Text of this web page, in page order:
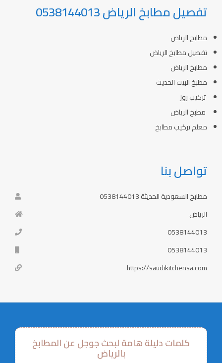
تفصيل مطابخ الرياض 0538144013
مطابخ الرياض
تفصيل مطابخ الرياض
مطابخ الرياض
مطبخ البيت الحديث
تركيب روز
مطبخ الرياض
معلم تركيب مطابخ
تواصل بنا
مطابخ السعودية الحديثة 0538144013
الرياض
0538144013
0538144013
https://saudikitchensa.com
كلمات دليلة هامة لبحث جوجل عن المطابخ
بالرياض